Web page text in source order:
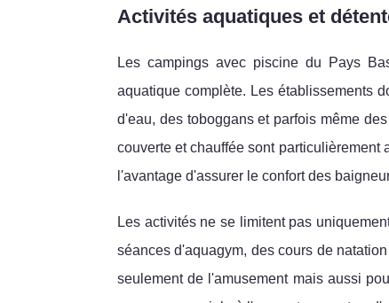
Activités aquatiques et
Les campings avec piscine du Pays
aquatique complète. Les établissements
d'eau, des toboggans et parfois même
couverte et chauffée sont
l'avantage d'assurer le confort des
Les activités ne se limitent pas
séances d'aquagym, des cours de
seulement de l'amusement mais aussi